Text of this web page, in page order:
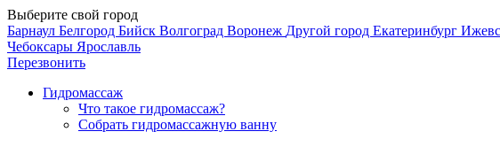
Выберите свой город
Барнаул Белгород Бийск Волгоград Воронеж Другой город Екатеринбург
Чебоксары Ярославль
Перезвонить
Гидромассаж
Что такое гидромассаж?
Собрать гидромассажную ванну